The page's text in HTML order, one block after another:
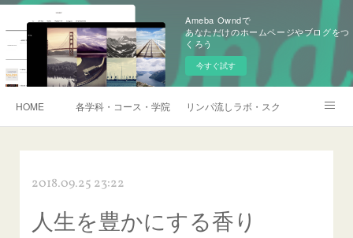
Ameba Owndで
あなただけのホームページやブログをつ
くろう
今すぐ試す
HOME 各学科・コース・学院長挨拶リンパ流しラボ・スクール説明会・
2018.09.25 23:22
人生を豊かにする香り